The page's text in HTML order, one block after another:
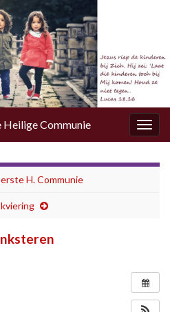
Heilige Communie
H. Communie